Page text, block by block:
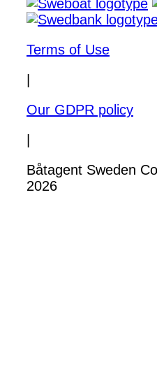
Terms of Use
Our GDPR policy
Båtagent Sweden
2026